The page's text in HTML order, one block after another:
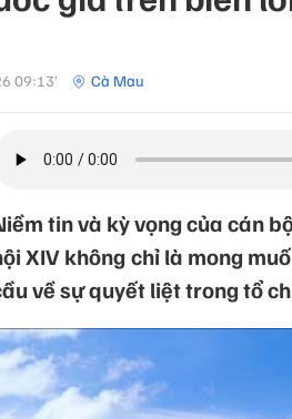
09:13’ Cà Mau
tin và kỳ vọng của cán
XIV không chỉ là mong
về sự quyết liệt trong tổ